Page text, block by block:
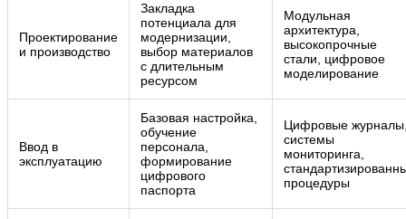
Проектирование
и производство
Закладка
потенциала для
модернизации,
выбор материалов
с длительным
ресурсом
Модульная
архитектура,
высокопрочные
стали, цифровое
моделирование
Ввод в
эксплуатацию
Базовая настройка,
обучение
персонала,
формирование
цифрового
паспорта
Цифровые
системы
мониторинга,
процедуры